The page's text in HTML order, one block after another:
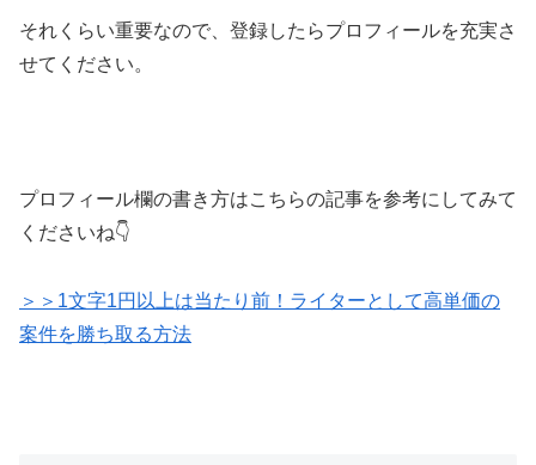
それくらい重要なので、登録したらプロフィールを充実さ
せてください。
プロフィール欄の書き方はこちらの記事を参考にしてみて
くださいね👇
＞＞1文字1円以上は当たり前！ライターとして高単価の
案件を勝ち取る方法